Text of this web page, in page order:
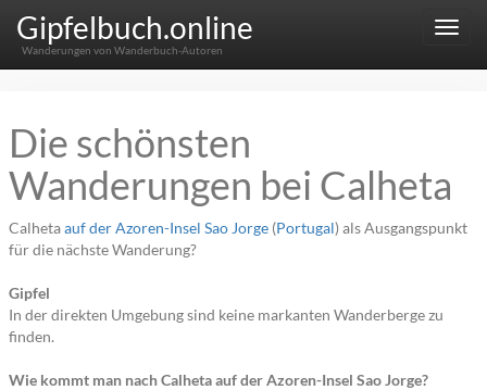
Menu
Gipfelbuch.online
Wanderungen von Wanderbuch-Autoren
Die schönsten
Wanderungen bei Calheta
Calhetaauf der Azoren-Insel Sao Jorge (Portugal) als Ausgangspunkt
für die nächste Wanderung?
Gipfel
In der direkten Umgebung sind keine markanten Wanderberge zu
finden.
Wie kommt man nach Calheta auf der Azoren-Insel Sao Jorge?